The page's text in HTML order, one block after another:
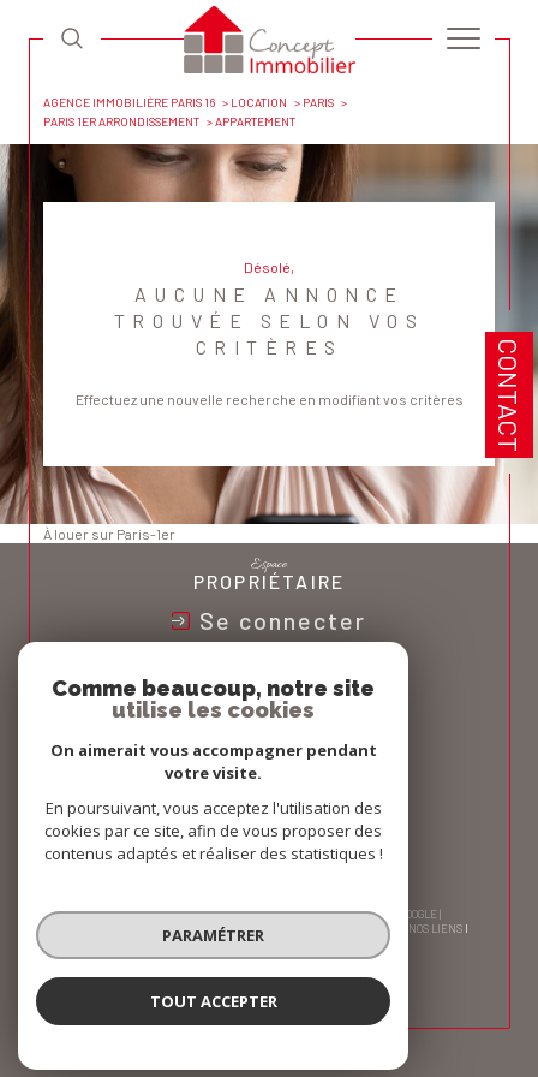
CONTACT
AGENCE IMMOBILIÈRE PARIS 16 LOCATION
PARIS
PARIS 1ER ARRONDISSEMENT
APPARTEMENT
Désolé,
AUCUNE ANNONCE
TROUVÉE SELON VOS
CRITÈRES
Effectuez une nouvelle recherche en modifiant vos critères
à louer sur Paris-1er
Espace
PROPRIÉTAIRE
Se connecter
ADHÉRONS
© 2026 | TOUS DROITS RÉSERVÉS | TRADUCTION POWERED BY GOOGLE |
PLAN DU SITE MENTIONS LÉGALES ADMIN
NOS LIENS
POLITIQUE RGPD
Comme beaucoup, notre site
utilise les cookies
On aimerait vous accompagner pendant
votre visite.
En poursuivant, vous acceptez l'utilisation des
cookies par ce site, afin de vous proposer des
contenus adaptés et réaliser des statistiques !
PARAMÉTRER
TOUT ACCEPTER